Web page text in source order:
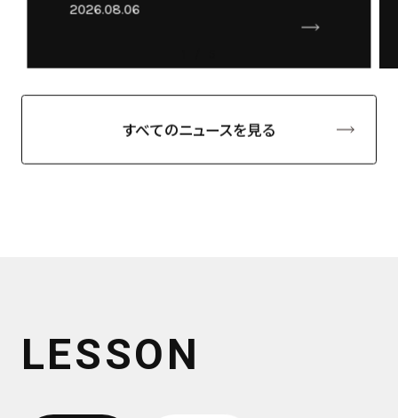
2026.08.06
すべてのニュースを見る
LESSON